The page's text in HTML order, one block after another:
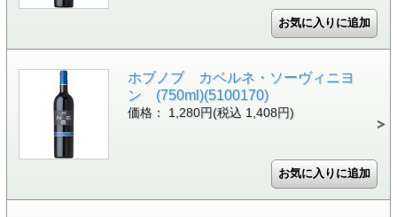
ホブノブ カベルネ・ソーヴィニヨ
ン (750ml)(5100170)
価格： 1,280円(税込 1,408円)